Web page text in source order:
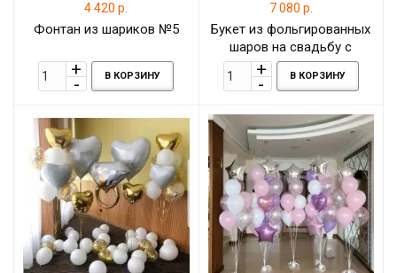
4 420 р.
Фонтан из шариков №5
В КОРЗИНУ
7 080 р.
Букет из фольгированных
шаров на свадьбу с
шарами конфетти
В КОРЗИНУ